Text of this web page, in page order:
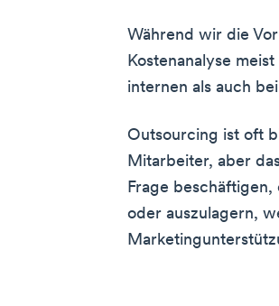
Während wir die
Kostenanalyse
internen als auch
Outsourcing ist oft
Mitarbeiter, aber
Frage
oder auszulagern,